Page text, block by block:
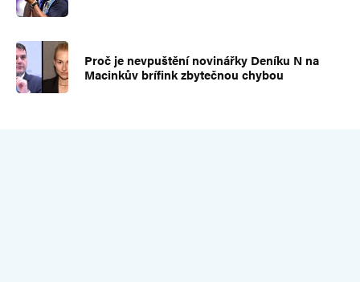
Proč je nevpuštění novinářky Deníku N na
Macinkův brífink zbytečnou chybou